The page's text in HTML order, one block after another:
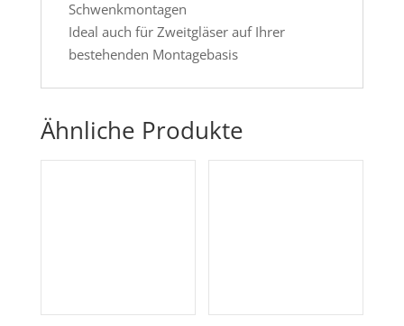
Schwenkmontagen
Ideal auch für Zweitgläser auf Ihrer
bestehenden Montagebasis
Ähnliche Produkte